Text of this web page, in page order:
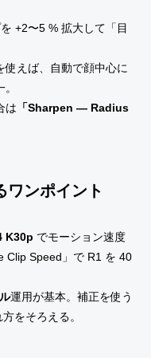
+2〜5 % 拡大して「目
使えば、自動で顔中心に
は 「Sharpen — Radius
ワンポイント
K30p でモーション速度
Clip Speed」で R1 を 40
運用が基本。補正を使う
をそろえる。